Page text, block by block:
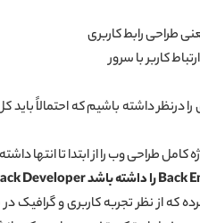
طراحی رابط کاربری
کاربر با سرور
داشته باشیم که احتمالاً
طراحی وب را از ابتدا تا انتها
که از نظر تجربه کاربری و